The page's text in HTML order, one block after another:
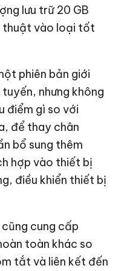
lưu trữ 20 GB
thuật vào loại tốt
phiên bản giới
nhưng không
điểm gì so với
để thay chân
bổ sung thêm
hợp vào thiết bị
điều khiển thiết bị
cung cấp
toàn khác so
tắt và liên kết đến